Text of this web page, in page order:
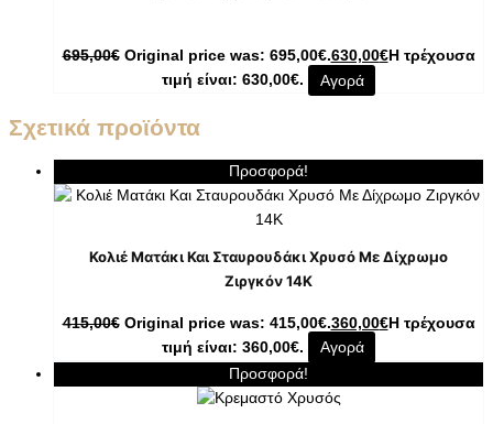
695,00€ Original price was: 695,00€.630,00€Η τρέχουσα
τιμή είναι: 630,00€.
Αγορά
Σχετικά προϊόντα
Προσφορά!
Κολιέ Ματάκι Και Σταυρουδάκι Χρυσό Με Δίχρωμο
Ζιργκόν 14K
415,00€ Original price was: 415,00€.360,00€Η τρέχουσα
τιμή είναι: 360,00€.
Αγορά
Προσφορά!